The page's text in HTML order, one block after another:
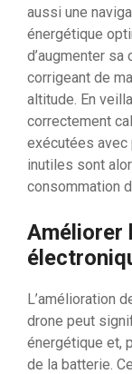
aussi une
énergétique
d’augmenter
corrigeant de
altitude. En
correctement
exécutées
inutiles sont
consommation
Améliorer
L’amélioration
drone peut
énergétique et,
de la batterie.